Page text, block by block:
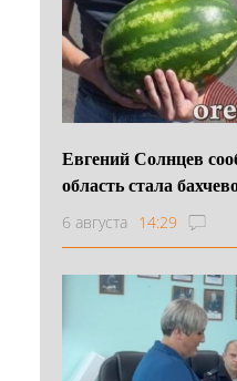
Евгений Солнцев
область стала
6 августа 14:29